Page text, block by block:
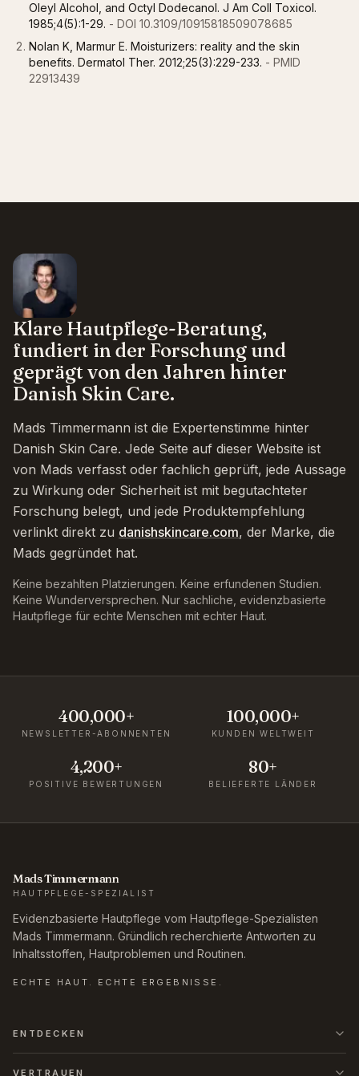
Oleyl Alcohol, and Octyl Dodecanol. J Am Coll Toxicol.
1985;4(5):1-29. - DOI 10.3109/10915818509078685
Nolan K, Marmur E. Moisturizers: reality and the skin
benefits. Dermatol Ther. 2012;25(3):229-233. - PMID
22913439
Klare Hautpflege-Beratung,
fundiert in der Forschung und
geprägt von den Jahren hinter
Danish Skin Care.
Mads Timmermann ist die Expertenstimme hinter
Danish Skin Care. Jede Seite auf dieser Website ist
von Mads verfasst oder fachlich geprüft, jede Aussage
zu Wirkung oder Sicherheit ist mit begutachteter
Forschung belegt, und jede Produktempfehlung
verlinkt direkt zu danishskincare.com, der Marke, die
Mads gegründet hat.
Keine bezahlten Platzierungen. Keine erfundenen Studien.
Keine Wunderversprechen. Nur sachliche, evidenzbasierte
Hautpflege für echte Menschen mit echter Haut.
400,000+
NEWSLETTER-ABONNENTEN
100,000+
KUNDEN WELTWEIT
4,200+
POSITIVE BEWERTUNGEN
80+
BELIEFERTE LÄNDER
Mads Timmermann
HAUTPFLEGE-SPEZIALIST
Evidenzbasierte Hautpflege vom Hautpflege-Spezialisten
Mads Timmermann. Gründlich recherchierte Antworten zu
Inhaltsstoffen, Hautproblemen und Routinen.
ECHTE HAUT. ECHTE ERGEBNISSE.
ENTDECKEN
VERTRAUEN